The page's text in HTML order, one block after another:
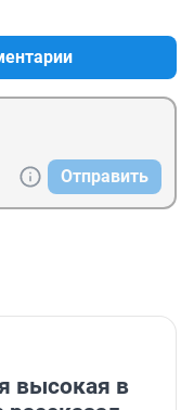
самооборона. И
с футболистом
так в своём
Отправить
высокая в